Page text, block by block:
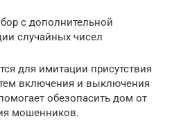
с дополнительной
случайных чисел
для имитации присутствия
включения и выключения
обезопасить дом от
мошенников.